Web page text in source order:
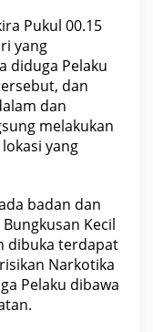
Pukul 00.15
yang
diduga Pelaku
dan
dan
melakukan
yang
badan dan
Kecil
dibuka terdapat
Narkotika
Pelaku dibawa